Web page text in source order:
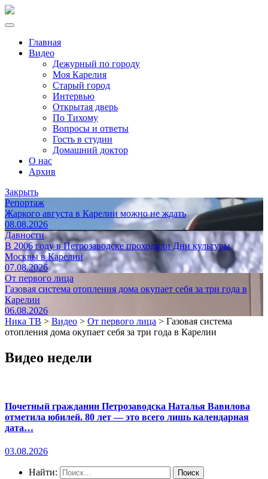
Главная
Видео
Дежурный по городу
Моя Карелия
Старый город
Интервью
Открытая дверь
По Тихому
Вопросы и ответы
Гость в студии
Домашний доктор
О нас
Архив
Закрыть
Репортаж
Жаркого августа в Карелии можно не ждать
08.08.2026
Давности
В 2006 году в Петрозаводске проходили Дни культуры
Москвы в Карелии
07.08.2026
От первого лица
Газовая система отопления дома окупает себя за три года в
Карелии
06.08.2026
Ника ТВ > Видео > От первого лица > Газовая система
отопления дома окупает себя за три года в Карелии
Видео недели
Почетный гражданин Петрозаводска Наталья Вавилова
отметила юбилей. 80 лет — это всего лишь календарная
дата…
03.08.2026
Найти: